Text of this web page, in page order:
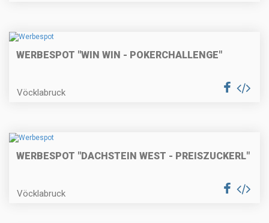
WERBESPOT "WIN WIN - POKERCHALLENGE"
Vöcklabruck
WERBESPOT "DACHSTEIN WEST - PREISZUCKERL"
Vöcklabruck